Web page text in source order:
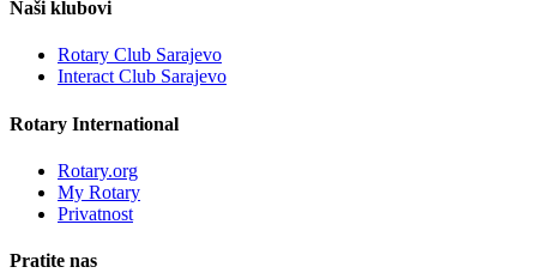
Naši klubovi
Rotary Club Sarajevo
Interact Club Sarajevo
Rotary International
Rotary.org
My Rotary
Privatnost
Pratite nas